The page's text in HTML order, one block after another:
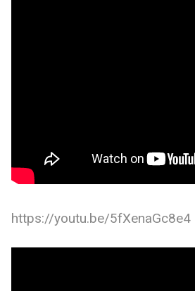
https://youtu.be/5fXenaGc8e4